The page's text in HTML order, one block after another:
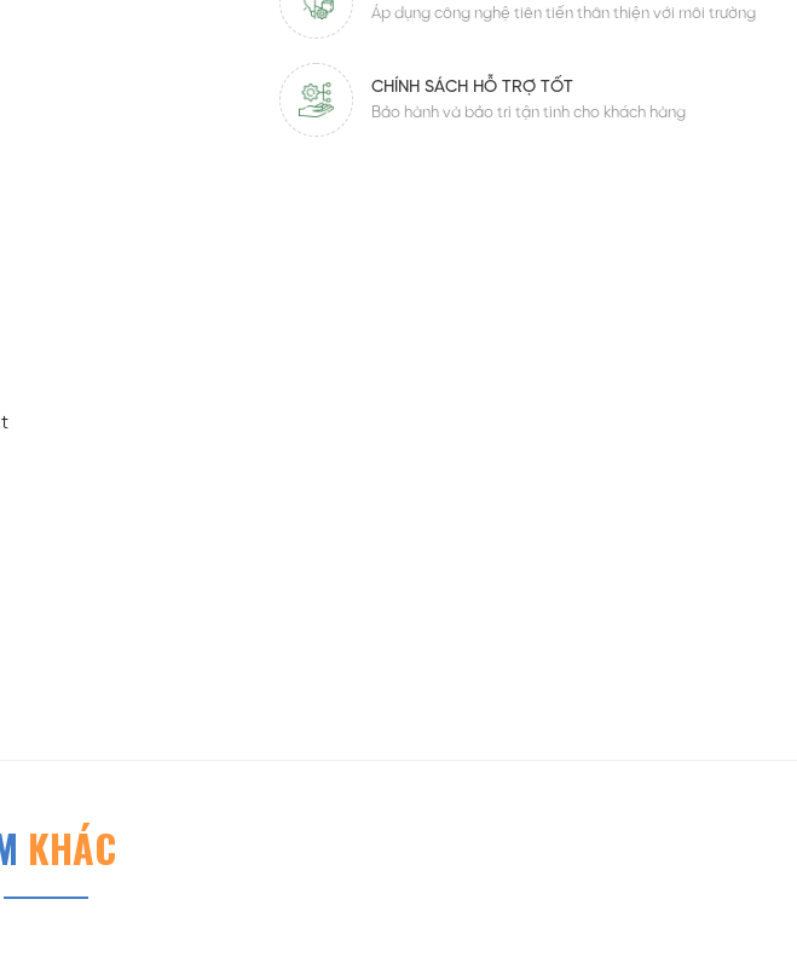
Áp dụng công nghệ tiên tiến thân thiện với môi trường
CHÍNH SÁCH HỖ TRỢ TỐT
Bảo hành và bảo trì tận tình cho khách hàng
KHÁC